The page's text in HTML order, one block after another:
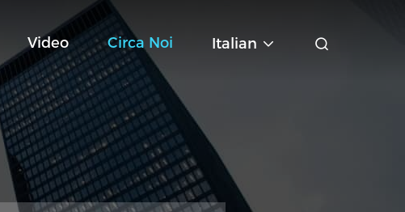
Video Circa Noi Italian